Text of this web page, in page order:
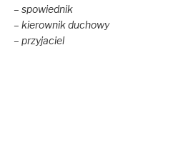
– spowiednik
– kierownik duchowy
– przyjaciel